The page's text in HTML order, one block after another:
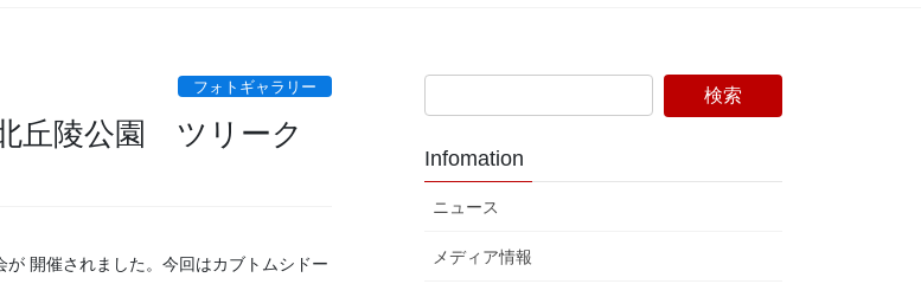
フォトギャラリー
丘陵公園 ツリーク
開催されました。今回はカブトムシドー
Infomation
ニュース
メディア情報